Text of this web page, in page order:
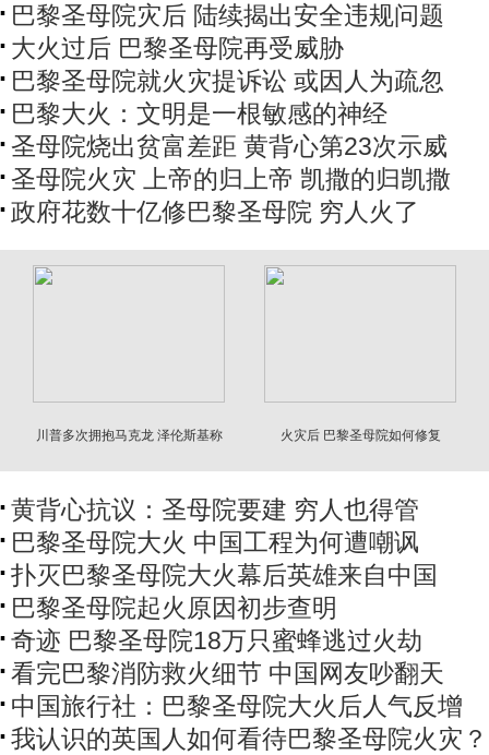
巴黎圣母院灾后 陆续揭出安全违规问题
大火过后 巴黎圣母院再受威胁
巴黎圣母院就火灾提诉讼 或因人为疏忽
巴黎大火：文明是一根敏感的神经
圣母院烧出贫富差距 黄背心第23次示威
圣母院火灾 上帝的归上帝 凯撒的归凯撒
政府花数十亿修巴黎圣母院 穷人火了
川普多次拥抱马克龙 泽伦斯基称
火灾后 巴黎圣母院如何修复
黄背心抗议：圣母院要建 穷人也得管
巴黎圣母院大火 中国工程为何遭嘲讽
扑灭巴黎圣母院大火幕后英雄来自中国
巴黎圣母院起火原因初步查明
奇迹 巴黎圣母院18万只蜜蜂逃过火劫
看完​巴黎消防救火细节 中国网友吵翻天
中国旅行社：巴黎圣母院大火后人气反增
我认识的英国人如何看待巴黎圣母院火灾？